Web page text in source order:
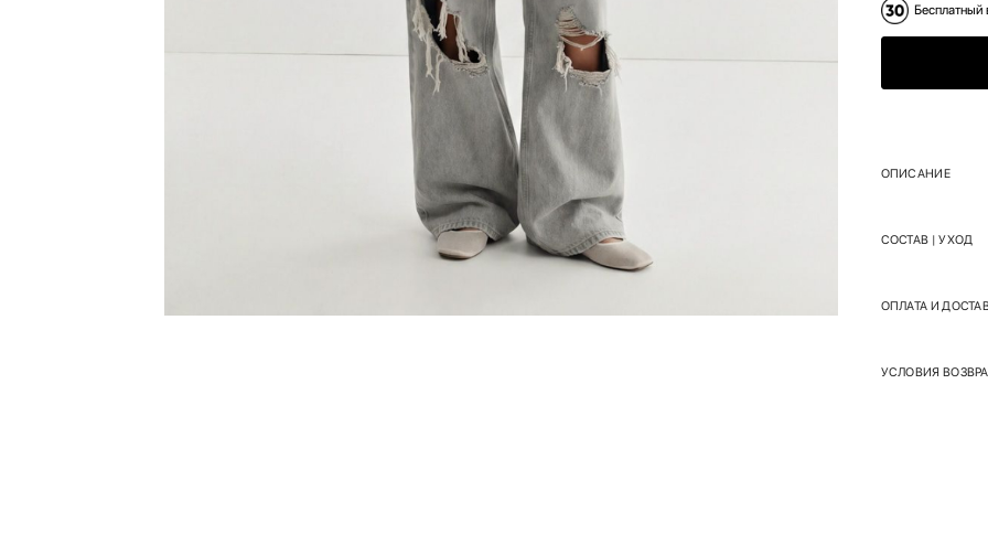
Бесплатный
ОПИСАНИЕ
СОСТАВ | УХОД
ОПЛАТА И
УСЛОВИЯ